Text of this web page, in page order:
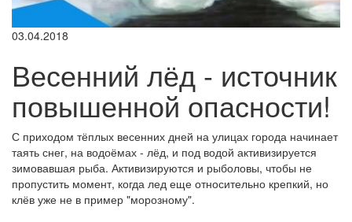
03.04.2018
Весенний лёд - источник
повышенной опасности!
С приходом тёплых весенних дней на улицах города начинает
таять снег, на водоёмах - лёд, и под водой активизируется
зимовавшая рыба. Активизируются и рыболовы, чтобы не
пропустить момент, когда лед еще относительно крепкий, но
клёв уже не в пример "морозному".